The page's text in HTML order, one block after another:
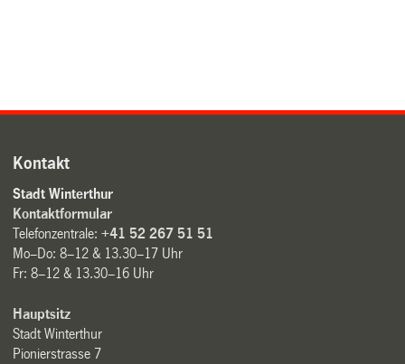
Kontakt
Stadt Winterthur
Kontaktformular
Telefonzentrale:+41 52 267 51 51
Mo–Do: 8–12 & 13.30–17 Uhr
Fr: 8–12 & 13.30–16 Uhr
Hauptsitz
Stadt Winterthur
Pionierstrasse 7